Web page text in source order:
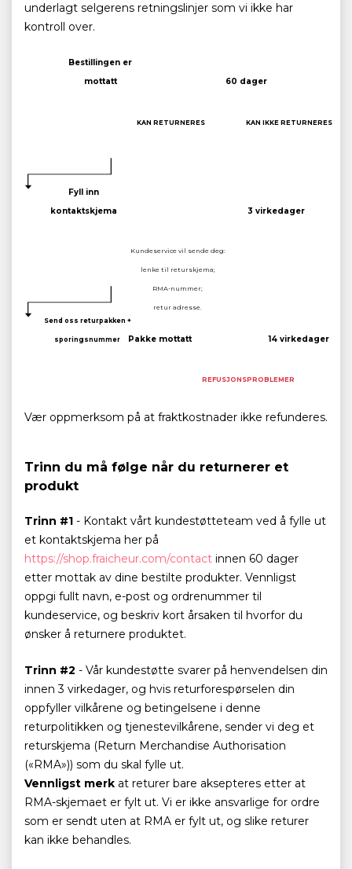
underlagt selgerens retningslinjer som vi ikke har
kontroll over.
Bestillingen er
mottatt
60 dager
KAN RETURNERES KAN IKKE RETURNERES
Fyll inn
kontaktskjema
3 virkedager
Kundeservice vil sende deg:
lenke til returskjema;
RMA-nummer;
retur adresse.
Send oss returpakken +
sporingsnummer Pakke mottatt 14 virkedager
REFUSJONSPROBLEMER
Vær oppmerksom på at fraktkostnader ikke refunderes.
Trinn du må følge når du returnerer et
produkt
Trinn #1 - Kontakt vårt kundestøtteteam ved å fylle ut
et kontaktskjema her på
https://shop.fraicheur.com/contact innen 60 dager
etter mottak av dine bestilte produkter. Vennligst
oppgi fullt navn, e-post og ordrenummer til
kundeservice, og beskriv kort årsaken til hvorfor du
ønsker å returnere produktet.
Trinn #2 - Vår kundestøtte svarer på henvendelsen din
innen 3 virkedager, og hvis returforespørselen din
oppfyller vilkårene og betingelsene i denne
returpolitikken og tjenestevilkårene, sender vi deg et
returskjema (Return Merchandise Authorisation
(«RMA»)) som du skal fylle ut.
Vennligst merk at returer bare aksepteres etter at
RMA-skjemaet er fylt ut. Vi er ikke ansvarlige for ordre
som er sendt uten at RMA er fylt ut, og slike returer
kan ikke behandles.